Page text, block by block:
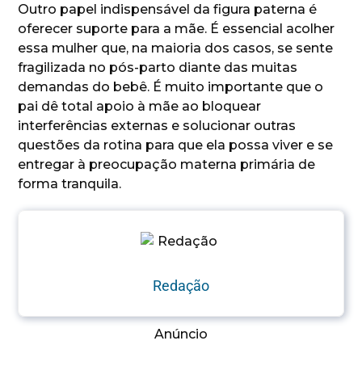
Outro papel indispensável da figura paterna é
oferecer suporte para a mãe. É essencial acolher
essa mulher que, na maioria dos casos, se sente
fragilizada no pós-parto diante das muitas
demandas do bebê. É muito importante que o
pai dê total apoio à mãe ao bloquear
interferências externas e solucionar outras
questões da rotina para que ela possa viver e se
entregar à preocupação materna primária de
forma tranquila.
Redação
Anúncio